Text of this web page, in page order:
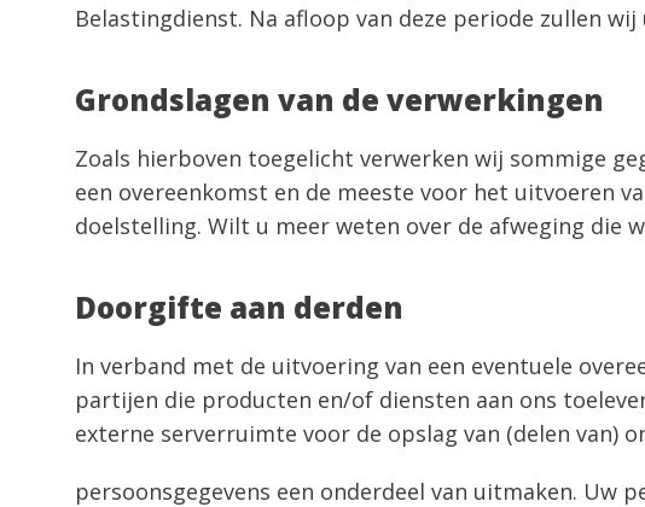
Belastingdienst. Na afloop van deze periode zullen
Grondslagen van de verwerkingen
Zoals hierboven toegelicht verwerken wij sommige
een overeenkomst en de meeste voor het uitvoeren
doelstelling. Wilt u meer weten over de afweging die
Doorgifte aan derden
In verband met de uitvoering van een eventuele
partijen die producten en/of diensten aan ons
externe serverruimte voor de opslag van (delen van)
persoonsgegevens een onderdeel van uitmaken. Uw